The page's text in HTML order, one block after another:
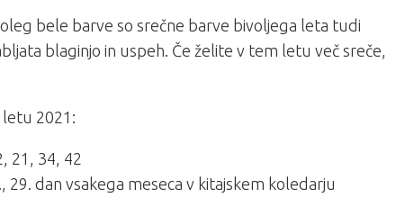
bele barve so srečne barve bivoljega leta tudi
blaginjo in uspeh. Če želite v tem letu več sreče,
letu 2021:
21, 34, 42
29. dan vsakega meseca v kitajskem koledarju